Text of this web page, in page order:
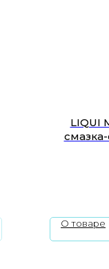
LIQUI
О товаре